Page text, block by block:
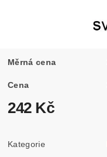
Měrná cena
Cena
242 Kč
Kategorie